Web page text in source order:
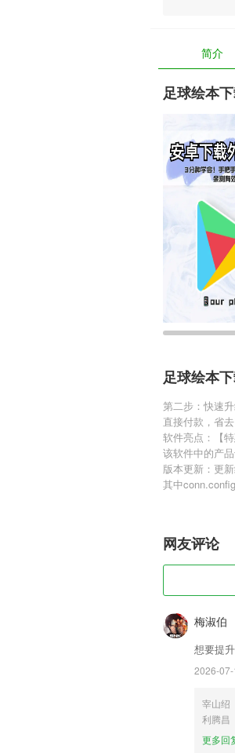
简介
足球绘本
足球绘本
第二步：快速
直接付款，省
软件亮点：【特
该软件中的产
版本更新：更
其中
网友评论
梅淑伯
想要提
2026-
宰山绍
利腾昌
更多回